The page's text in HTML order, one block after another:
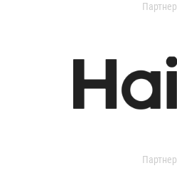
Партнер
Партнер